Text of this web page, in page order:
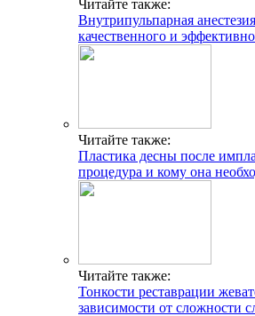
Читайте также:
Внутрипульпарная
качественного и
Читайте также:
Пластика десны после
процедура и кому она
Читайте также:
Тонкости реставрации
зависимости от сложности